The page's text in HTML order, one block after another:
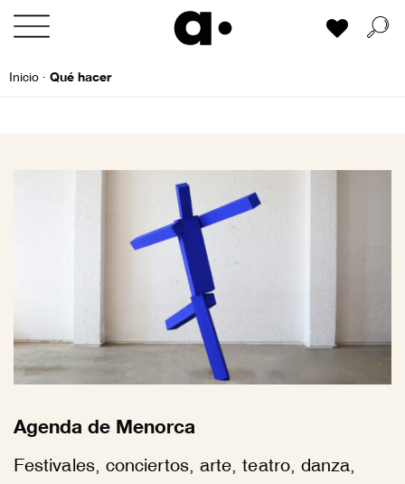
Skip
Mi lista
Inicio · Qué hacer
Agenda de Menorca
Festivales, conciertos, arte, teatro, danza,